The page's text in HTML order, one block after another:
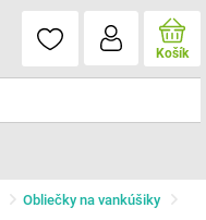
Košík
Obliečky na vankúšiky